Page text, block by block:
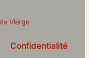
Vierge
Confidentialité